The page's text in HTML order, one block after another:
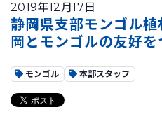
2019年12月17日
静岡県支部モンゴル
岡とモンゴルの友好を
モンゴル 本部スタッフ